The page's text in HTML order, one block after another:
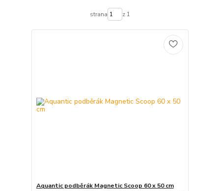
strana z 1
Aquantic podběrák Magnetic Scoop 60 x 50 cm